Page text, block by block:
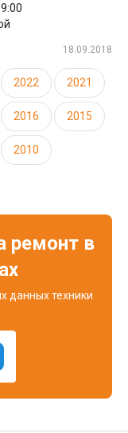
18.09.2018
2022 2021
2016 2015
2010
ремонт в
данных техники